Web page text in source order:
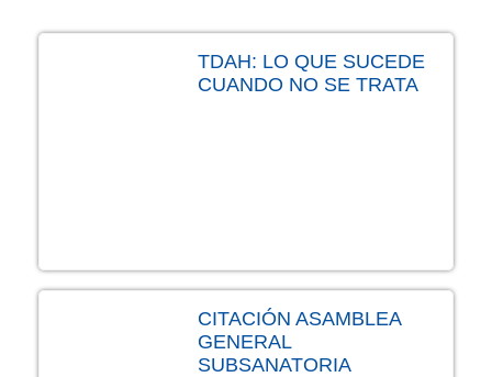
TDAH: LO QUE SUCEDE
CUANDO NO SE TRATA
CITACIÓN ASAMBLEA
GENERAL
SUBSANATORIA